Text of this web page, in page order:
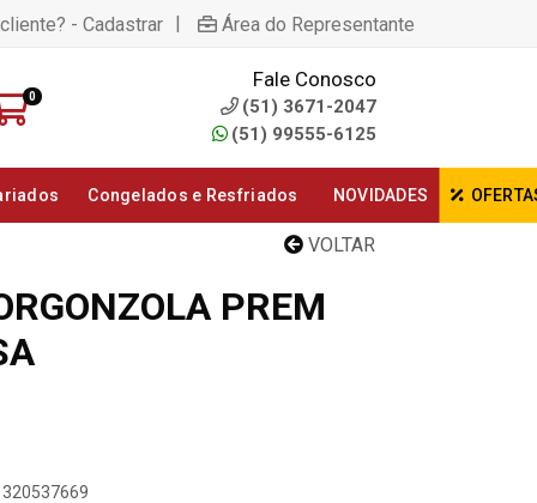
- Cadastrar | Área do Representante
0
Fale Conosco
(51) 3671-2047
(51) 99555-6125
Congelados e Resfriados NOVIDADES
VOLTAR
PREM